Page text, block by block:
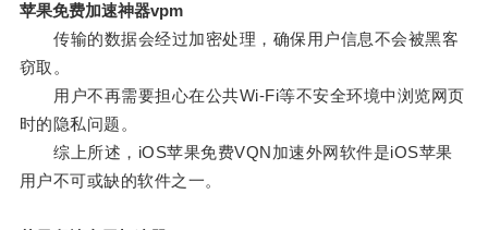
苹果免费加速神器vpm
传输的数据会经过加密处理，确保用户信息不会被黑客
窃取。
用户不再需要担心在公共Wi-Fi等不安全环境中浏览网页
时的隐私问题。
综上所述，iOS苹果免费VQN加速外网软件是iOS苹果
用户不可或缺的软件之一。